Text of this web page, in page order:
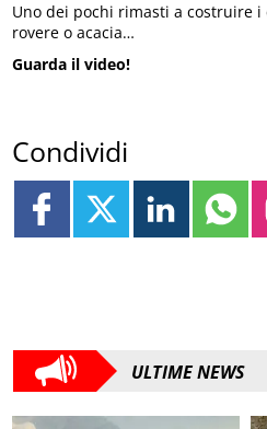
Uno dei pochi rimasti a costruire
rovere o acacia…
Guarda il video!
Condividi
ULTIME NEWS